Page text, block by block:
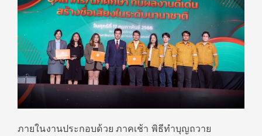
ภายในงานประกอบด้วย ภาคเช้า พิธีทำบุญถวาย